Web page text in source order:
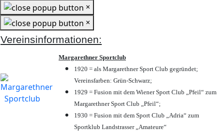
×
×
Vereinsinformationen:
Margarethner Sportclub
1920 = als Margarethner Sport Club gegründet;
Vereinsfarben: Grün-Schwarz;
1929 = Fusion mit dem Wiener Sport Club „Pfeil“ zum
Margarethner Sport Club „Pfeil“;
1930 = Fusion mit dem Sport Club „Adria“ zum
Sportklub Landstrasser „Amateure“